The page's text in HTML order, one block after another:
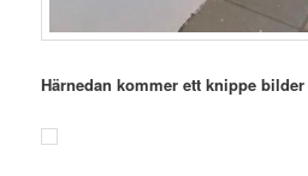
Härnedan kommer ett knippe